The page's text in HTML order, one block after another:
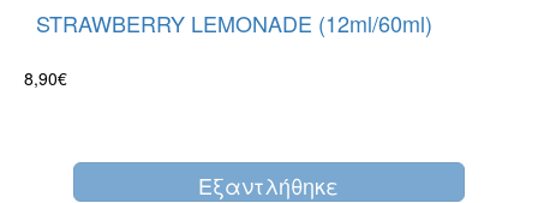
STRAWBERRY LEMONADE (12ml/60ml)
8,90€
Eξαντλήθηκε